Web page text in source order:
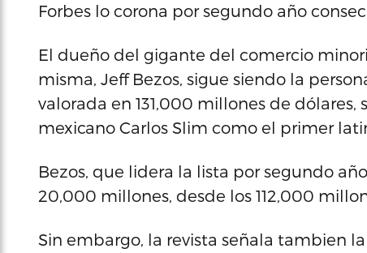
Forbes lo corona por segundo año
El dueño del gigante del comercio
misma, Jeff Bezos, sigue siendo la
valorada en 131,000 millones de dólares,
mexicano Carlos Slim como el primer
Bezos, que lidera la lista por segundo
20,000 millones, desde los 112,000
Sin embargo, la revista señala tambien